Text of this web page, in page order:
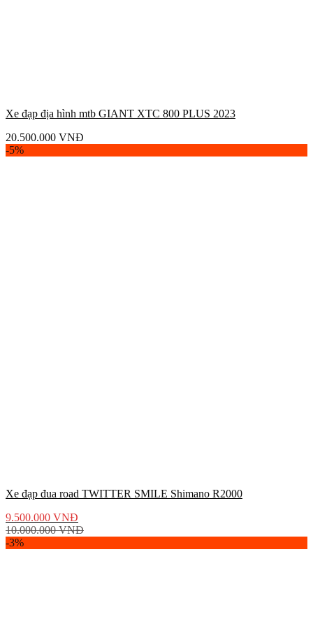
Xe đạp địa hình mtb GIANT XTC 800 PLUS 2023
20.500.000 VNĐ
-5%
Xe đạp đua road TWITTER SMILE Shimano R2000
9.500.000 VNĐ
10.000.000VNĐ
-3%